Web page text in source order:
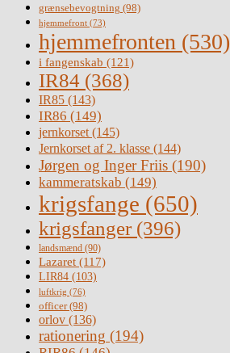
grænsebevogtning (98)
hjemmefront (73)
hjemmefronten (530)
i fangenskab (121)
IR84 (368)
IR85 (143)
IR86 (149)
jernkorset(145)
Jernkorset af 2. klasse (144)
Jørgen og Inger Friis (190)
kammeratskab (149)
krigsfange (650)
krigsfanger (396)
landsmænd (90)
Lazaret (117)
LIR84 (103)
luftkrig (76)
officer(98)
orlov (136)
rationering (194)